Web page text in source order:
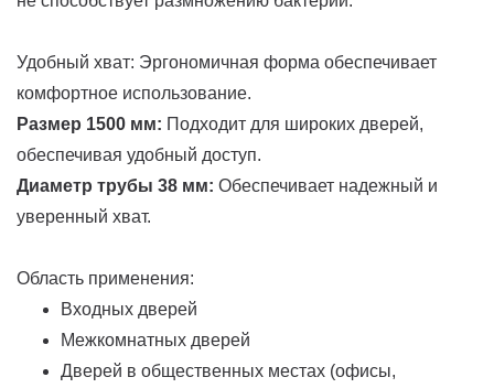
Удобный хват: Эргономичная форма обеспечивает
комфортное использование.
Размер 1500 мм: Подходит для широких дверей,
обеспечивая удобный доступ.
Диаметр трубы 38 мм: Обеспечивает надежный и
уверенный хват.
Область применения:
Входных дверей
Межкомнатных дверей
Дверей в общественных местах (офисы,